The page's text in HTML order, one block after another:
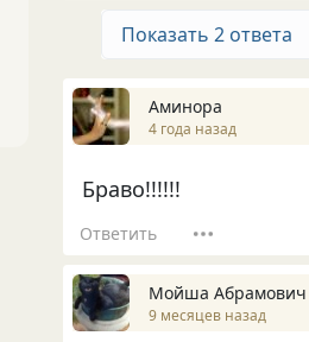
Показать 2 ответа
Аминора
4 года назад
Браво!!!!!!
Ответить
Мойша Абрамович
9 месяцев назад